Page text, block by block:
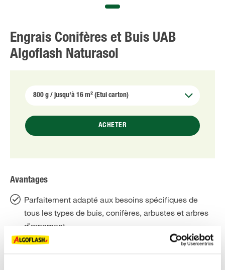
Engrais Conifères et Buis UAB
Algoflash Naturasol
ACHETER
Avantages
Parfaitement adapté aux besoins spécifiques de
tous les types de buis, conifères, arbustes et arbres
d'ornement
Pour des plantes bien développées et au vert intense